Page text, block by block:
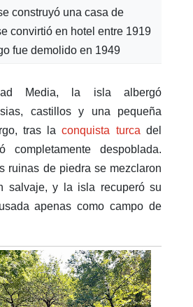
construyó una casa de
convirtió en hotel entre 1919
fue demolido en 1949
Media, la isla albergó
castillos y una pequeña
tras laconquista turca del
completamente despoblada.
ruinas de piedra se mezclaron
salvaje, y la isla recuperó su
apenas como campo de